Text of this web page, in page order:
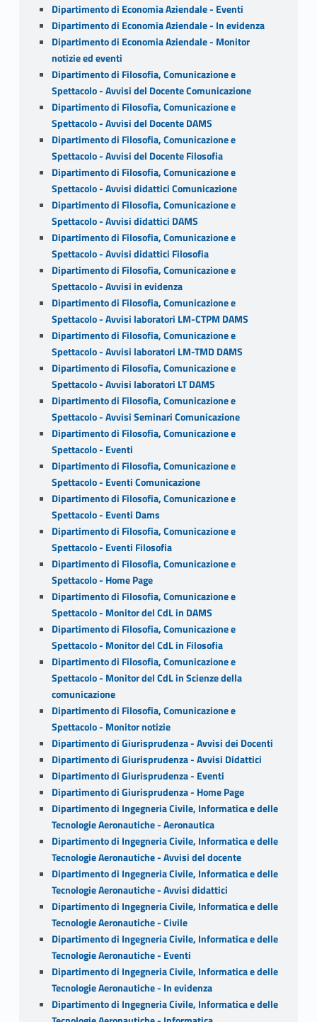
Dipartimento di Economia Aziendale - Eventi
Dipartimento di Economia Aziendale - In evidenza
Dipartimento di Economia Aziendale - Monitor
notizie ed eventi
Dipartimento di Filosofia, Comunicazione e
Spettacolo - Avvisi del Docente Comunicazione
Dipartimento di Filosofia, Comunicazione e
Spettacolo - Avvisi del Docente DAMS
Dipartimento di Filosofia, Comunicazione e
Spettacolo - Avvisi del Docente Filosofia
Dipartimento di Filosofia, Comunicazione e
Spettacolo - Avvisi didattici Comunicazione
Dipartimento di Filosofia, Comunicazione e
Spettacolo - Avvisi didattici DAMS
Dipartimento di Filosofia, Comunicazione e
Spettacolo - Avvisi didattici Filosofia
Dipartimento di Filosofia, Comunicazione e
Spettacolo - Avvisi in evidenza
Dipartimento di Filosofia, Comunicazione e
Spettacolo - Avvisi laboratori LM-CTPM DAMS
Dipartimento di Filosofia, Comunicazione e
Spettacolo - Avvisi laboratori LM-TMD DAMS
Dipartimento di Filosofia, Comunicazione e
Spettacolo - Avvisi laboratori LT DAMS
Dipartimento di Filosofia, Comunicazione e
Spettacolo - Avvisi Seminari Comunicazione
Dipartimento di Filosofia, Comunicazione e
Spettacolo - Eventi
Dipartimento di Filosofia, Comunicazione e
Spettacolo - Eventi Comunicazione
Dipartimento di Filosofia, Comunicazione e
Spettacolo - Eventi Dams
Dipartimento di Filosofia, Comunicazione e
Spettacolo - Eventi Filosofia
Dipartimento di Filosofia, Comunicazione e
Spettacolo - Home Page
Dipartimento di Filosofia, Comunicazione e
Spettacolo - Monitor del CdL in DAMS
Dipartimento di Filosofia, Comunicazione e
Spettacolo - Monitor del CdL in Filosofia
Dipartimento di Filosofia, Comunicazione e
Spettacolo - Monitor del CdL in Scienze della
comunicazione
Dipartimento di Filosofia, Comunicazione e
Spettacolo - Monitor notizie
Dipartimento di Giurisprudenza - Avvisi dei Docenti
Dipartimento di Giurisprudenza - Avvisi Didattici
Dipartimento di Giurisprudenza - Eventi
Dipartimento di Giurisprudenza - Home Page
Dipartimento di Ingegneria Civile, Informatica e delle
Tecnologie Aeronautiche - Aeronautica
Dipartimento di Ingegneria Civile, Informatica e delle
Tecnologie Aeronautiche - Avvisi del docente
Dipartimento di Ingegneria Civile, Informatica e delle
Tecnologie Aeronautiche - Avvisi didattici
Dipartimento di Ingegneria Civile, Informatica e delle
Tecnologie Aeronautiche - Civile
Dipartimento di Ingegneria Civile, Informatica e delle
Tecnologie Aeronautiche - Eventi
Dipartimento di Ingegneria Civile, Informatica e delle
Tecnologie Aeronautiche - In evidenza
Dipartimento di Ingegneria Civile, Informatica e delle